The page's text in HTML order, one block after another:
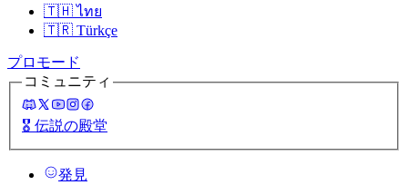
🇹🇭 ไทย
🇹🇷 Türkçe
プロモード
コミュニティ
🎖️ 伝説の殿堂
発見